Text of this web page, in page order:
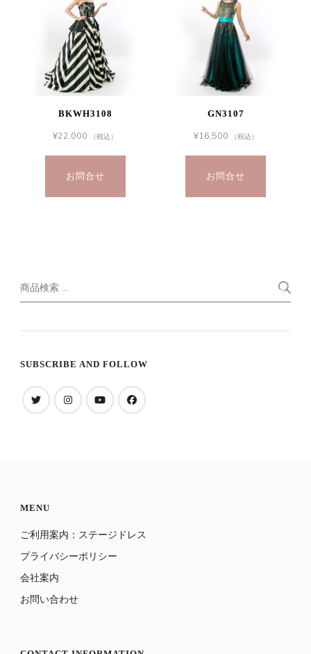
BKWH3108
¥22,000 （税込）
お問合せ
GN3107
¥16,500 （税込）
お問合せ
検
索
索
SUBSCRIBE AND FOLLOW
MENU
ご利用案内：ステージドレス
プライバシーポリシー
会社案内
お問い合わせ